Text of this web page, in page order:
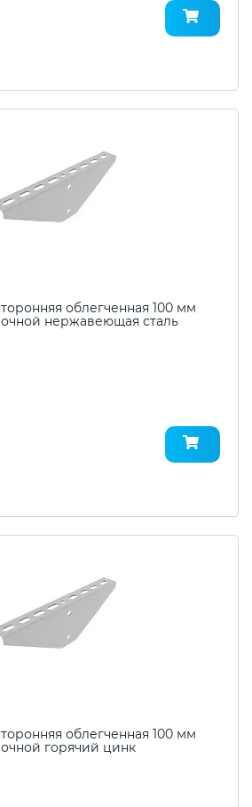
облегченная 100 мм
нержавеющая сталь
облегченная 100 мм
горячий цинк